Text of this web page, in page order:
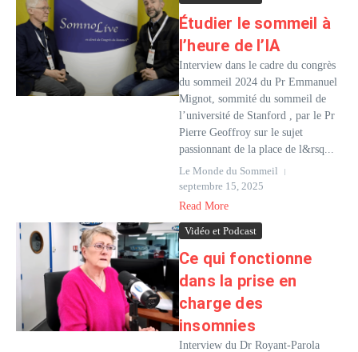
Étudier le sommeil à
l’heure de l’IA
Interview dans le cadre du congrès
du sommeil 2024 du Pr Emmanuel
Mignot, sommité du sommeil de
l’université de Stanford , par le Pr
Pierre Geoffroy sur le sujet
passionnant de la place de l&rsq...
Le Monde du Sommeil
septembre 15, 2025
Read More
Vidéo et Podcast
Ce qui fonctionne
dans la prise en
charge des
insomnies
Interview du Dr Royant-Parola